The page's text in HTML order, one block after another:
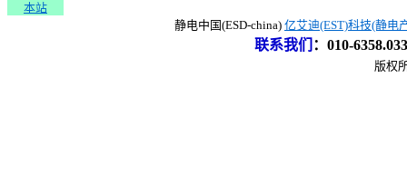
本站
静电中国(ESD-china) 亿艾迪(EST)科技(静电
联系我们 ： 010-
版权